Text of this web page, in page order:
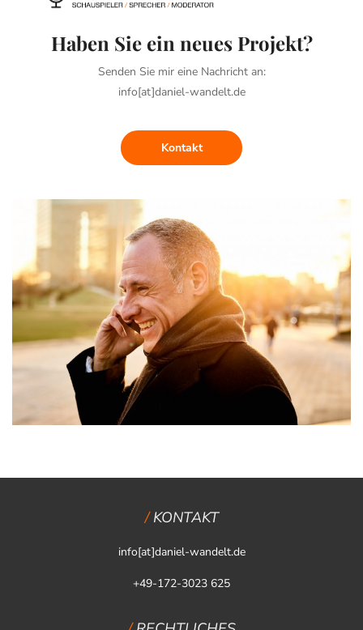
Haben Sie ein neues Projekt?
Senden Sie mir eine Nachricht an:
info[at]daniel-wandelt.de
Kontakt
KONTAKT
info[at]daniel-wandelt.de
+49-172-3023 625